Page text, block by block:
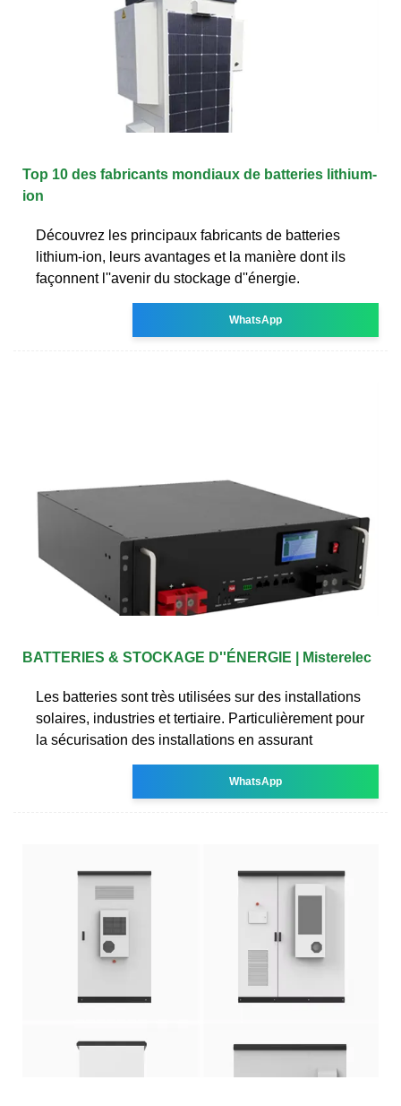
Top 10 des fabricants mondiaux de batteries lithium-
ion
Découvrez les principaux fabricants de batteries
lithium-ion, leurs avantages et la manière dont ils
façonnent l''avenir du stockage d''énergie.
WhatsApp
BATTERIES & STOCKAGE D''ÉNERGIE | Misterelec
Les batteries sont très utilisées sur des installations
solaires, industries et tertiaire. Particulièrement pour
la sécurisation des installations en assurant
WhatsApp